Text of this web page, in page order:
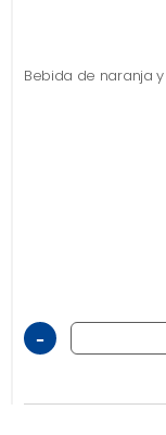
Bebida de naranja y
-